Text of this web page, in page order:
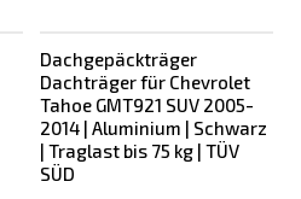
Dachgepäckträger
Dachträger für Chevrolet
Tahoe GMT921 SUV 2005-
2014 | Aluminium | Schwarz
| Traglast bis 75 kg | TÜV
SÜD